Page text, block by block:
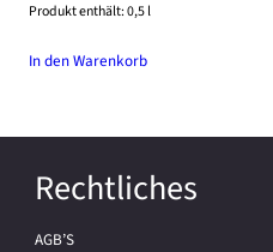
Produkt enthält: 0,5l
In den Warenkorb
Rechtliches
AGB’S